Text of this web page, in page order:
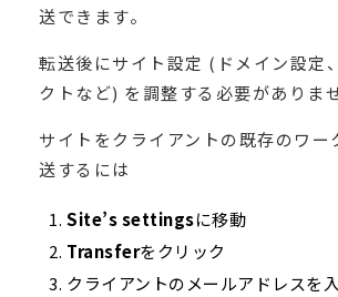
送できます。
転送後にサイト設定 (ドメイン設定
クトなど) を調整する必要がありま
サイトをクライアントの既存のワー
送するには
Site’s settingsに移動
Transferをクリック
クライアントのメールアドレスを